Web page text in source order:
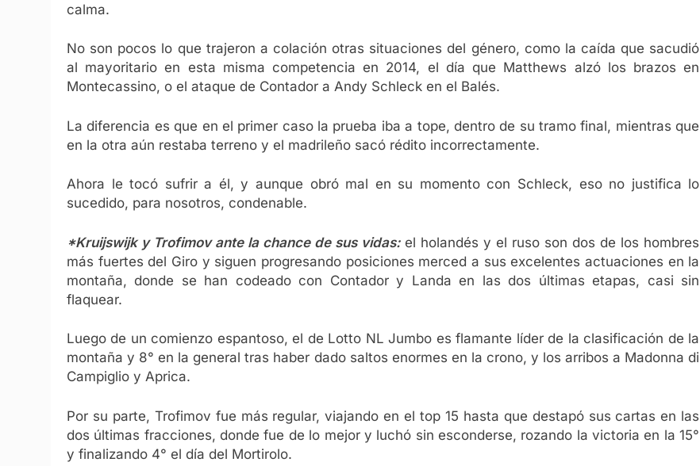
calma.
No son pocos lo que trajeron a colación otras situaciones del género, como la caída que sacudió
al mayoritario en esta misma competencia en 2014, el día que Matthews alzó los brazos en
Montecassino, o el ataque de Contador a Andy Schleck en el Balés.
La diferencia es que en el primer caso la prueba iba a tope, dentro de su tramo final, mientras que
en la otra aún restaba terreno y el madrileño sacó rédito incorrectamente.
Ahora le tocó sufrir a él, y aunque obró mal en su momento con Schleck, eso no justifica lo
sucedido, para nosotros, condenable.
*Kruijswijk y Trofimov ante la chance de sus vidas:el holandés y el ruso son dos de los hombres
más fuertes del Giro y siguen progresando posiciones merced a sus excelentes actuaciones en la
montaña, donde se han codeado con Contador y Landa en las dos últimas etapas, casi sin
flaquear.
Luego de un comienzo espantoso, el de Lotto NL Jumbo es flamante líder de la clasificación de la
montaña y 8° en la general tras haber dado saltos enormes en la crono, y los arribos a Madonna di
Campiglio y Aprica.
Por su parte, Trofimov fue más regular, viajando en el top 15 hasta que destapó sus cartas en las
dos últimas fracciones, donde fue de lo mejor y luchó sin esconderse, rozando la victoria en la 15°
y finalizando 4° el día del Mortirolo.